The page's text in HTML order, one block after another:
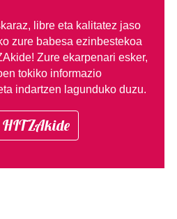
libre eta kalitatez jaso
zure babesa ezinbestekoa
Zure ekarpenari esker,
tokiko informazio
indartzen lagunduko duzu.
HITZAkide